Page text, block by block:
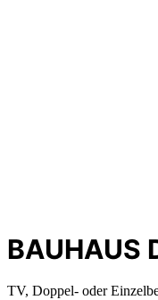
BAUHAUS
TV, Doppel- oder